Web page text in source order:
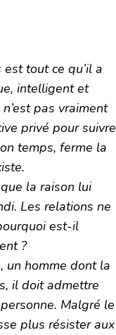
tout ce qu’il a
intelligent et
pas vraiment
privé pour suivre
temps, ferme la
la raison lui
Les relations ne
est-il
?
un homme dont la
il doit admettre
Malgré le
plus résister aux